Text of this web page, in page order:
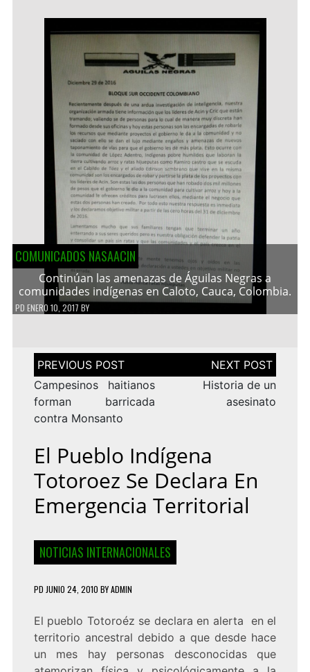
COMUNICADOS NASAACIN
Continúan las amenazas de Águilas Negras a
comunidades indígenas en Caloto, Cauca, Colombia.
PD ENERO 10, 2017 BY
Navegación
de
entradas
Campesinos haitianos
forman barricada
contra Monsanto
Historia de un
asesinato
El Pueblo Indígena
Totoroez Se Declara En
Emergencia Territorial
NOTICIAS INTERNACIONALES
PD JUNIO 24, 2010 BYADMIN
El pueblo Totoroéz se declara en alerta en el
territorio ancestral debido a que desde hace
un mes hay personas desconocidas que